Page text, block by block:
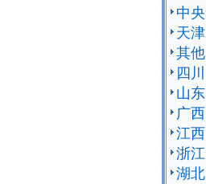
中央
天津
其他
四川
山东
广西
江西
浙江
湖北